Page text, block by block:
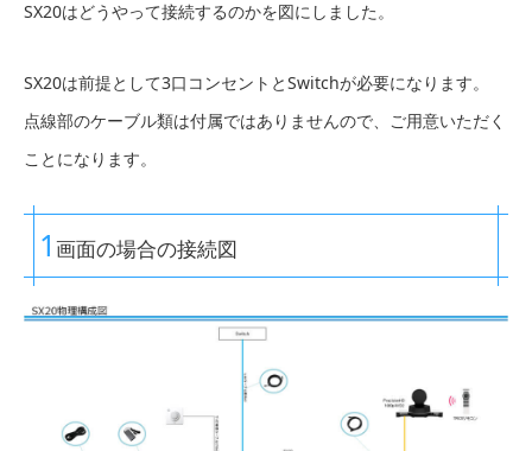
SX20はどうやって接続するのかを図にしました。
SX20は前提として3口コンセントとSwitchが必要になります。
点線部のケーブル類は付属ではありませんので、ご用意いただく
ことになります。
1 画面の場合の接続図